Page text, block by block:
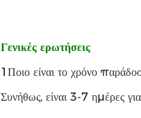
Γενικές ερωτήσεις
1Ποιο είναι το χρόνο
Συνήθως, είναι 3-7 ημέρες